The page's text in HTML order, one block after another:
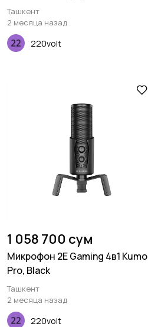
Ташкент
2 месяца назад
220volt
1 058 700 сум
Микрофон 2E Gaming 4в1 Kumo
Pro, Black
Ташкент
2 месяца назад
220volt